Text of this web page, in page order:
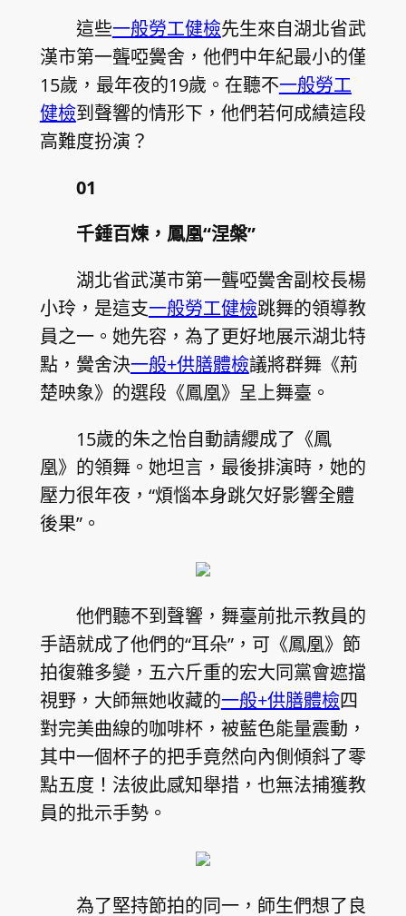
這些一般勞工健檢先生來自湖北省武
漢市第一聾啞黌舍，他們中年紀最小的僅
15歲，最年夜的19歲。在聽不一般勞工
健檢到聲響的情形下，他們若何成績這段
高難度扮演？
01
千錘百煉，鳳凰“涅槃”
湖北省武漢市第一聾啞黌舍副校長楊
小玲，是這支一般勞工健檢跳舞的領導教
員之一。她先容，為了更好地展示湖北特
點，黌舍決一般+供膳體檢議將群舞《荊
楚映象》的選段《鳳凰》呈上舞臺。
15歲的朱之怡自動請纓成了《鳳
凰》的領舞。她坦言，最後排演時，她的
壓力很年夜，“煩惱本身跳欠好影響全體
後果”。
他們聽不到聲響，舞臺前批示教員的
手語就成了他們的“耳朵”，可《鳳凰》節
拍復雜多變，五六斤重的宏大同黨會遮擋
視野，大師無她收藏的一般+供膳體檢四
對完美曲線的咖啡杯，被藍色能量震動，
其中一個杯子的把手竟然向內側傾斜了零
點五度！法彼此感知舉措，也無法捕獲教
員的批示手勢。
為了堅持節拍的同一，師生們想了良